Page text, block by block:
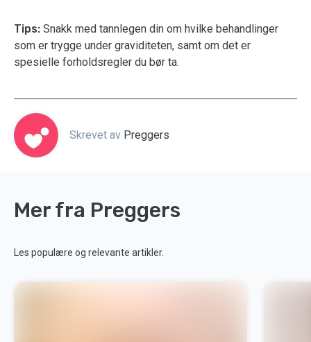
Tips: Snakk med tannlegen din om hvilke behandlinger
som er trygge under graviditeten, samt om det er
spesielle forholdsregler du bør ta.
Skrevet av Preggers
Mer fra Preggers
Les populære og relevante artikler.